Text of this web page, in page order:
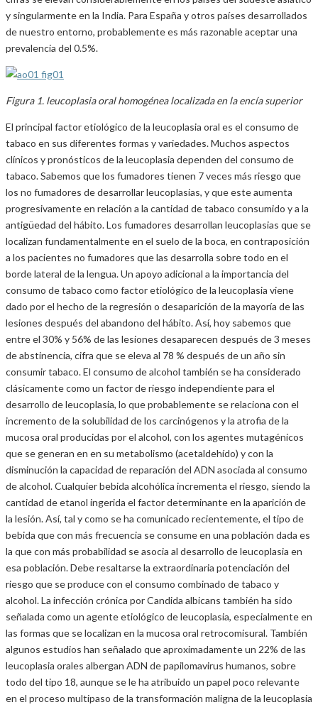
y singularmente en la India. Para España y otros países desarrollados
de nuestro entorno, probablemente es más razonable aceptar una
prevalencia del 0.5%.
Figura 1. leucoplasia oral homogénea localizada en la encía superior
El principal factor etiológico de la leucoplasia oral es el consumo de
tabaco en sus diferentes formas y variedades. Muchos aspectos
clínicos y pronósticos de la leucoplasia dependen del consumo de
tabaco. Sabemos que los fumadores tienen 7 veces más riesgo que
los no fumadores de desarrollar leucoplasias, y que este aumenta
progresivamente en relación a la cantidad de tabaco consumido y a la
antigüedad del hábito. Los fumadores desarrollan leucoplasias que se
localizan fundamentalmente en el suelo de la boca, en contraposición
a los pacientes no fumadores que las desarrolla sobre todo en el
borde lateral de la lengua. Un apoyo adicional a la importancia del
consumo de tabaco como factor etiológico de la leucoplasia viene
dado por el hecho de la regresión o desaparición de la mayoría de las
lesiones después del abandono del hábito. Así, hoy sabemos que
entre el 30% y 56% de las lesiones desaparecen después de 3 meses
de abstinencia, cifra que se eleva al 78 % después de un año sin
consumir tabaco. El consumo de alcohol también se ha considerado
clásicamente como un factor de riesgo independiente para el
desarrollo de leucoplasia, lo que probablemente se relaciona con el
incremento de la solubilidad de los carcinógenos y la atrofia de la
mucosa oral producidas por el alcohol, con los agentes mutagénicos
que se generan en en su metabolismo (acetaldehído) y con la
disminución la capacidad de reparación del ADN asociada al consumo
de alcohol. Cualquier bebida alcohólica incrementa el riesgo, siendo la
cantidad de etanol ingerida el factor determinante en la aparición de
la lesión. Así, tal y como se ha comunicado recientemente, el tipo de
bebida que con más frecuencia se consume en una población dada es
la que con más probabilidad se asocia al desarrollo de leucoplasia en
esa población. Debe resaltarse la extraordinaria potenciación del
riesgo que se produce con el consumo combinado de tabaco y
alcohol. La infección crónica por Candida albicans también ha sido
señalada como un agente etiológico de leucoplasia, especialmente en
las formas que se localizan en la mucosa oral retrocomisural. También
algunos estudios han señalado que aproximadamente un 22% de las
leucoplasia orales albergan ADN de papilomavirus humanos, sobre
todo del tipo 18, aunque se le ha atribuido un papel poco relevante
en el proceso multipaso de la transformación maligna de la leucoplasia